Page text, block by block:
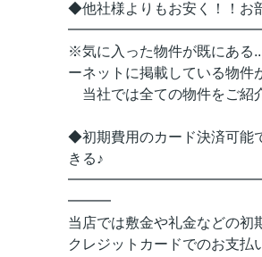
◆他社様よりもお安く！！お
※気に入った物件が既にある
ーネットに掲載している物件
当社では全ての物件をご紹
◆初期費用のカード決済可能
きる♪
━━━
当店では敷金や礼金などの初
クレジットカードでのお支払